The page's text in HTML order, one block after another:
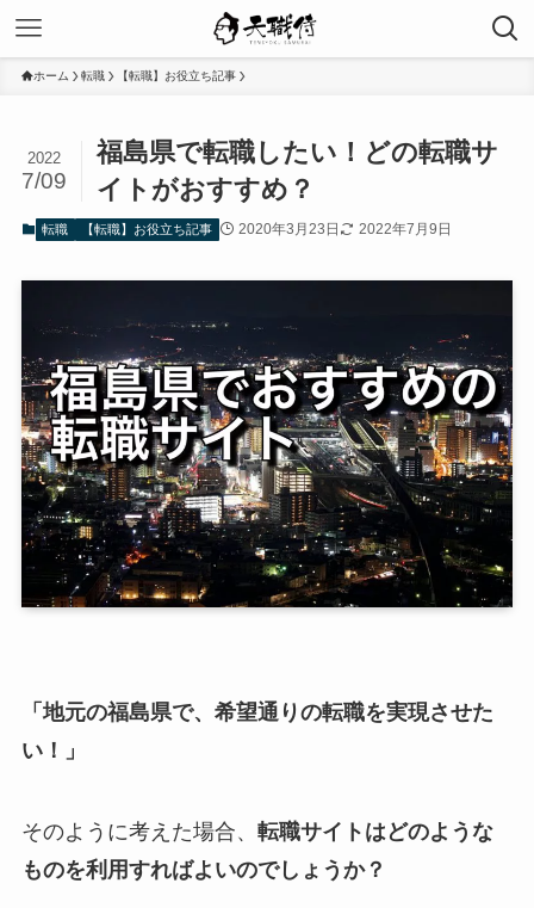
ホーム 転職 【転職】お役立ち記事
福島県で転職したい！どの転職サ
イトがおすすめ？
2022
7/09
転職 【転職】お役立ち記事 2020年3月23日 2022年7月9日
「地元の福島県で、希望通りの転職を実現させた
い！」
そのように考えた場合、 転職サイトはどのような
ものを利用すればよいのでしょうか？